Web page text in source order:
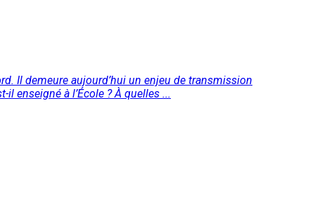
Il demeure aujourd’hui un enjeu de transmission
enseigné à l’École ? À quelles ...